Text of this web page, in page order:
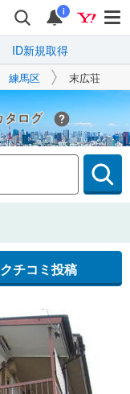
i
ID新規取得
練馬区 末広荘
Yahoo!不動産
クチコミ投稿